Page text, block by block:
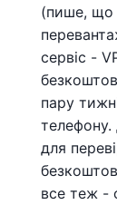
(пише, що
сервіс -
пару
для
все теж -